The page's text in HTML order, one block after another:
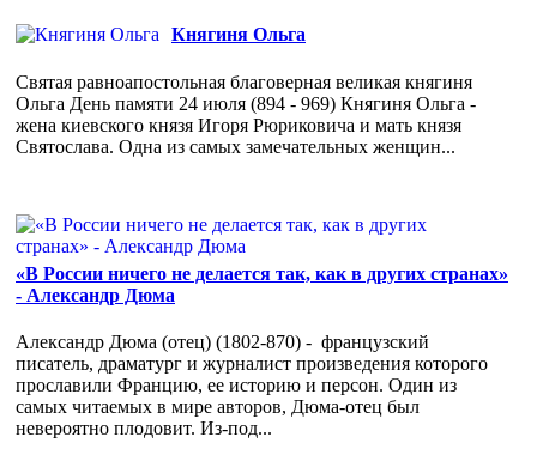
Княгиня Ольга
Святая равноапостольная благоверная великая княгиня
Ольга День памяти 24 июля (894 - 969) Княгиня Ольга -
жена киевского князя Игоря Рюриковича и мать князя
Святослава. Одна из самых замечательных женщин...
«В России ничего не делается так, как в других странах»
- Александр Дюма
Александр Дюма (отец) (1802-870) - французский
писатель, драматург и журналист произведения которого
прославили Францию, ее историю и персон. Один из
самых читаемых в мире авторов, Дюма-отец был
невероятно плодовит. Из-под...